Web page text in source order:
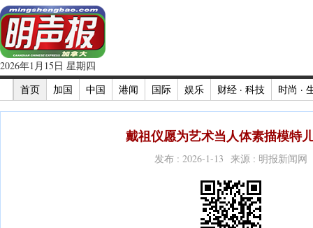
2026年1月15日 星期四
首页
加国 中国 港闻 国际 娱乐 财经 · 科技 时尚 ·
戴祖仪愿为艺术当人体素描模特
发布 : 2026-1-13 来源 : 明报新闻网